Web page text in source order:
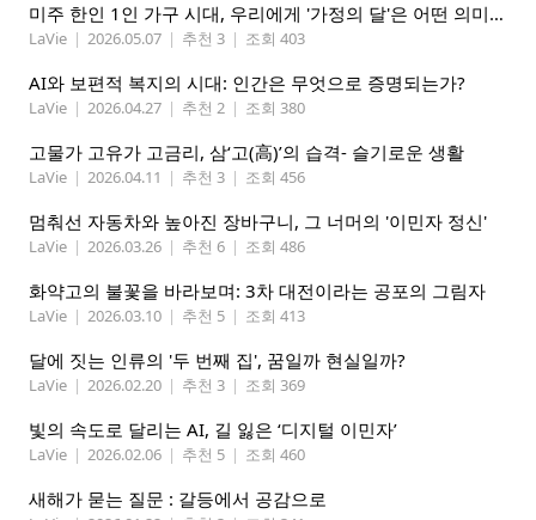
미주 한인 1인 가구 시대, 우리에게 '가정의 달'은 어떤 의미인가
LaVie | 2026.05.07 | 추천 3 | 조회 403
AI와 보편적 복지의 시대: 인간은 무엇으로 증명되는가?
LaVie | 2026.04.27 | 추천 2 | 조회 380
고물가 고유가 고금리, 삼‘고(高)’의 습격- 슬기로운 생활
LaVie | 2026.04.11 | 추천 3 | 조회 456
멈춰선 자동차와 높아진 장바구니, 그 너머의 '이민자 정신'
LaVie | 2026.03.26 | 추천 6 | 조회 486
화약고의 불꽃을 바라보며: 3차 대전이라는 공포의 그림자
LaVie | 2026.03.10 | 추천 5 | 조회 413
달에 짓는 인류의 '두 번째 집', 꿈일까 현실일까?
LaVie | 2026.02.20 | 추천 3 | 조회 369
빛의 속도로 달리는 AI, 길 잃은 ‘디지털 이민자’
LaVie | 2026.02.06 | 추천 5 | 조회 460
새해가 묻는 질문 : 갈등에서 공감으로